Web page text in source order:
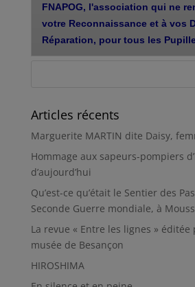
Articles récents
Marguerite MARTIN dite Daisy,
Hommage aux sapeurs-pompiers
d’aujourd’hui
Qu’est-ce qu’était le Sentier des
Seconde Guerre mondiale, à
La revue « Entre les lignes » éditée
musée de Besançon
HIROSHIMA